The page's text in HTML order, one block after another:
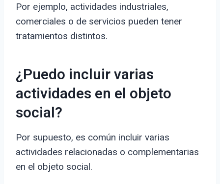
Por ejemplo, actividades industriales,
comerciales o de servicios pueden tener
tratamientos distintos.
¿Puedo incluir varias
actividades en el objeto
social?
Por supuesto, es común incluir varias
actividades relacionadas o complementarias
en el objeto social.